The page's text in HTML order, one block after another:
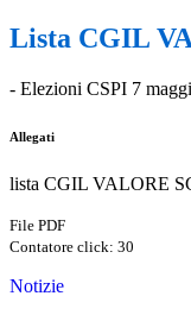
Lista CGIL
- Elezioni CSPI 7
Allegati
lista CGIL VALORE
File PDF
Contatore click: 30
Notizie